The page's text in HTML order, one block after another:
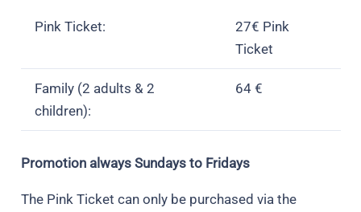
Pink Ticket:
27€ Pink
Ticket
Family (2 adults & 2
children):
64 €
Promotion always Sundays to Fridays
The Pink Ticket can only be purchased via the